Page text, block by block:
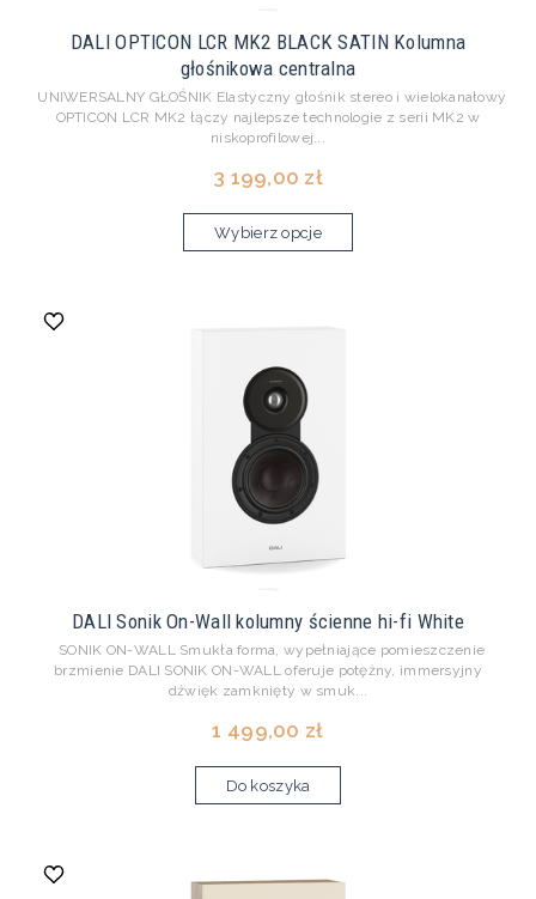
DALI OPTICON LCR MK2 BLACK SATIN Kolumna
głośnikowa centralna
UNIWERSALNY GŁOŚNIK Elastyczny głośnik stereo i wielokanałowy
OPTICON LCR MK2 łączy najlepsze technologie z serii MK2 w
niskoprofilowej...
3 199,00 zł
Wybierz opcje
DALI Sonik On-Wall kolumny ścienne hi-fi White
SONIK ON-WALL Smukła forma, wypełniające pomieszczenie
brzmienie DALI SONIK ON-WALL oferuje potężny, immersyjny
dźwięk zamknięty w smuk...
1 499,00 zł
Do koszyka